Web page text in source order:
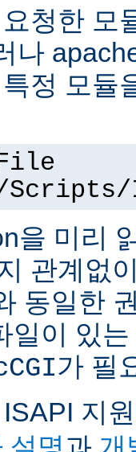
청한 모
나
정 모듈
을 미리
관계없
동일한
일이 있
가 필
지